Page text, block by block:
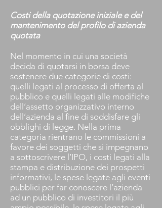
Costi della quotazione iniziale e del
mantenimento del profilo di azienda
quotata
Nel momento in cui una società
decida di quotarsi in borsa deve
sostenere due categorie di costi:
quelli legati al processo di offerta al
pubblico e quelli legati alle modifiche
dell’assetto organizzativo interno
dell’azienda al fine di soddisfare gli
obblighi di legge. Nella prima
categoria rientrano le commissioni a
favore dei soggetti che si impegnano
a sottoscrivere l’IPO, i costi legati alla
stampa e distribuzione dei prospetti
informativi, le spese legate agli eventi
pubblici per far conoscere l’azienda
ad un pubblico di investitori il più